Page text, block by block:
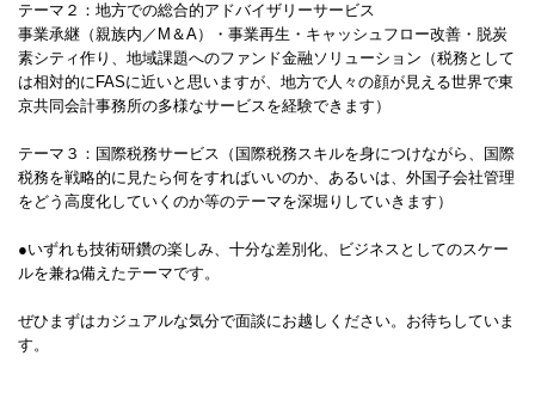
テーマ２：地方での総合的アドバイザリーサービス
事業承継（親族内／M＆A）・事業再生・キャッシュフロー改善・脱炭
素シティ作り、地域課題へのファンド金融ソリューション（税務として
は相対的にFASに近いと思いますが、地方で人々の顔が見える世界で東
京共同会計事務所の多様なサービスを経験できます）
テーマ３：国際税務サービス（国際税務スキルを身につけながら、国際
税務を戦略的に見たら何をすればいいのか、あるいは、外国子会社管理
をどう高度化していくのか等のテーマを深堀りしていきます）
●いずれも技術研鑽の楽しみ、十分な差別化、ビジネスとしてのスケー
ルを兼ね備えたテーマです。
ぜひまずはカジュアルな気分で面談にお越しください。お待ちしていま
す。